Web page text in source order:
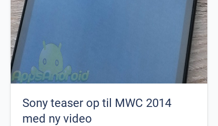
Sony teaser op til MWC 2014
med ny video